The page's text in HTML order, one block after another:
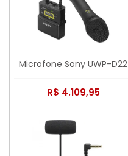
Microfone Sony UWP-D22
R$ 4.109,95